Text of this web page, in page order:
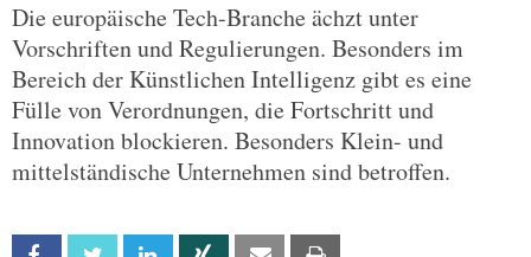
Die europäische Tech-Branche ächzt unter
Vorschriften und Regulierungen. Besonders im
Bereich der Künstlichen Intelligenz gibt es eine
Fülle von Verordnungen, die Fortschritt und
Innovation blockieren. Besonders Klein- und
mittelständische Unternehmen sind betroffen.